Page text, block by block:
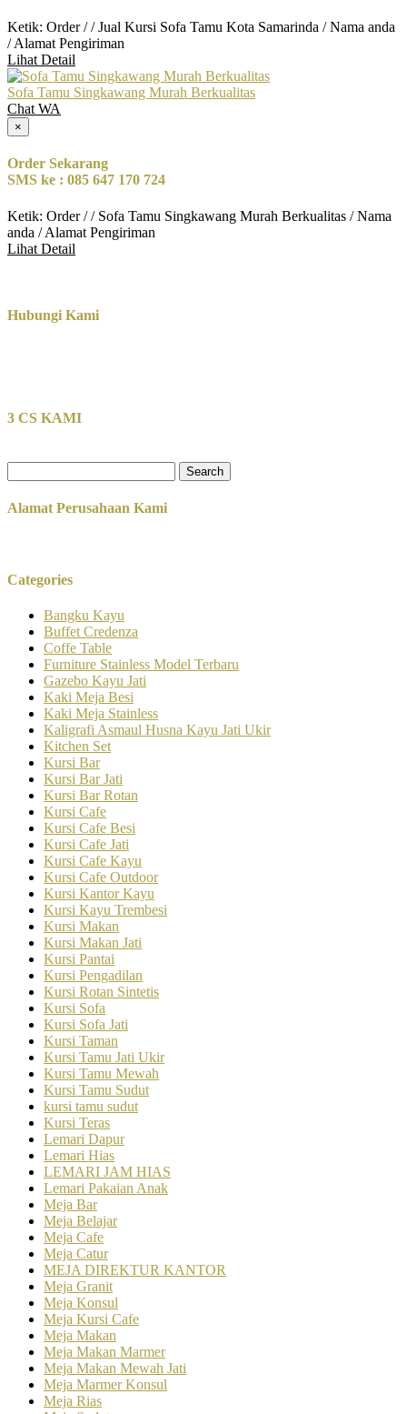
Ketik: Order / / Jual Kursi Sofa Tamu Kota Samarinda / Nama anda
/ Alamat Pengiriman
Lihat Detail
Sofa Tamu Singkawang Murah Berkualitas
Chat WA
×
Order Sekarang
SMS ke : 085 647 170 724
Ketik: Order / / Sofa Tamu Singkawang Murah Berkualitas / Nama
anda / Alamat Pengiriman
Lihat Detail
Hubungi Kami
3 CS KAMI
for:
Alamat Perusahaan Kami
Categories
Bangku Kayu
Buffet Credenza
Coffe Table
Furniture Stainless Model Terbaru
Gazebo Kayu Jati
Kaki Meja Besi
Kaki Meja Stainless
Kaligrafi Asmaul Husna Kayu Jati Ukir
Kitchen Set
Kursi Bar
Kursi Bar Jati
Kursi Bar Rotan
Kursi Cafe
Kursi Cafe Besi
Kursi Cafe Jati
Kursi Cafe Kayu
Kursi Cafe Outdoor
Kursi Kantor Kayu
Kursi Kayu Trembesi
Kursi Makan
Kursi Makan Jati
Kursi Pantai
Kursi Pengadilan
Kursi Rotan Sintetis
Kursi Sofa
Kursi Sofa Jati
Kursi Taman
Kursi Tamu Jati Ukir
Kursi Tamu Mewah
Kursi Tamu Sudut
kursi tamu sudut
Kursi Teras
Lemari Dapur
Lemari Hias
LEMARI JAM HIAS
Lemari Pakaian Anak
Meja Bar
Meja Belajar
Meja Cafe
Meja Catur
MEJA DIREKTUR KANTOR
Meja Granit
Meja Konsul
Meja Kursi Cafe
Meja Makan
Meja Makan Marmer
Meja Makan Mewah Jati
Meja Marmer Konsul
Meja Rias